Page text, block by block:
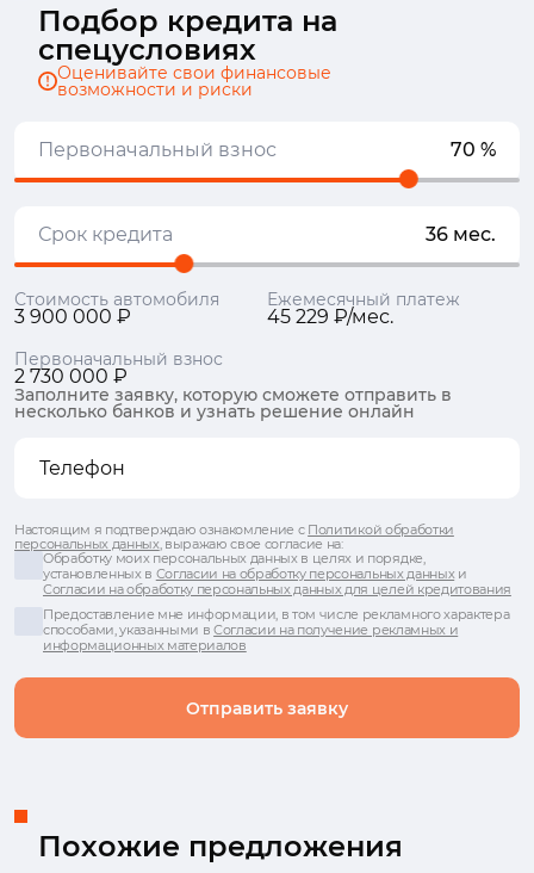
Подбор кредита на
спецусловиях
Оценивайте свои финансовые
возможности и риски
Первоначальный взнос 70 %
Срок кредита 36 мес.
Стоимость автомобиля
3 900 000 ₽
Ежемесячный платеж
45 229 ₽/мес.
Первоначальный взнос
2 730 000 ₽
Заполните заявку, которую сможете отправить в
несколько банков и узнать решение онлайн
Отправить заявку
Настоящим я подтверждаю ознакомление с Политикой обработки
персональных данных, выражаю свое согласие на:
Обработку моих персональных данных в целях и порядке,
установленных в Согласии на обработку персональных данныхи
Согласии на обработку персональных данных для целей кредитования
Предоставление мне информации, в том числе рекламного характера
способами, указанными вСогласии на получение рекламных и
информационных материалов
Похожие предложения